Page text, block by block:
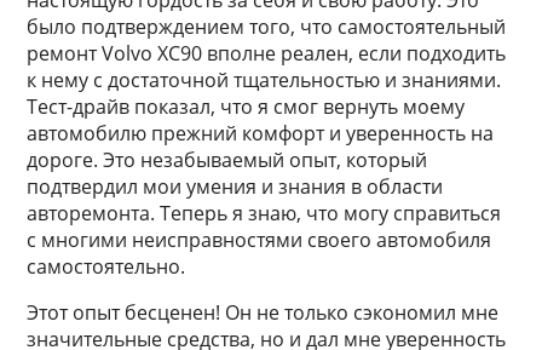
было подтверждением того, что самостоятельный
ремонт Volvo XC90 вполне реален, если подходить
к нему с достаточной тщательностью и знаниями.
Тест-драйв показал, что я смог вернуть моему
автомобилю прежний комфорт и уверенность на
дороге. Это незабываемый опыт, который
подтвердил мои умения и знания в области
авторемонта. Теперь я знаю, что могу справиться
с многими неисправностями своего автомобиля
самостоятельно.
Этот опыт бесценен! Он не только сэкономил мне
значительные средства, но и дал мне уверенность